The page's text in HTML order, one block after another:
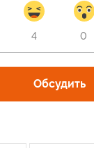
4 0
Обсудить